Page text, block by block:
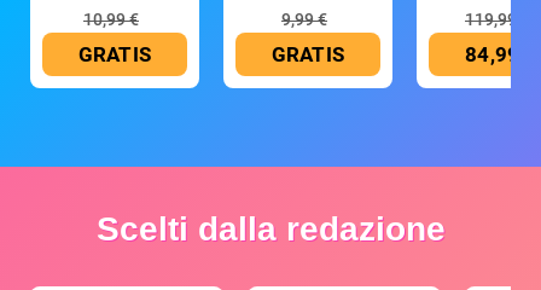
10,99 €
GRATIS
9,99 €
GRATIS
119,99 €
84,99 €
Scelti dalla redazione